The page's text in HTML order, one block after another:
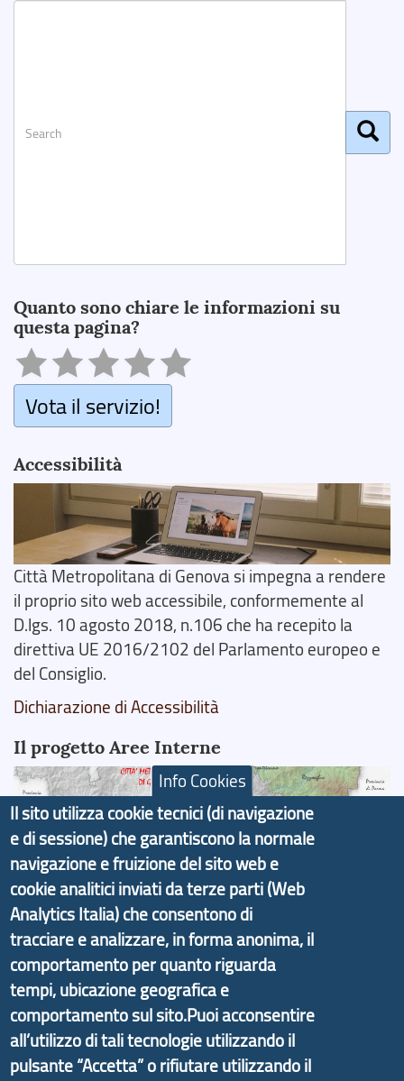
Quanto sono chiare le informazioni su
questa pagina?
Vota il servizio!
Accessibilità
Città Metropolitana di Genova si impegna a rendere
il proprio sito web accessibile, conformemente al
D.lgs. 10 agosto 2018, n.106 che ha recepito la
direttiva UE 2016/2102 del Parlamento europeo e
del Consiglio.
Dichiarazione di Accessibilità
Il progetto Aree Interne
Il portale di marketing territoriale e sviluppo locale
di Genova Città Metropolitana si è sviluppato a
partire dal progetto nazionale Aree Interne
promosso dal Dipartimento per lo Sviluppo
Economico e finalizzato al rilancio socio-economico
delle valli dell’entroterra. In particolare fornisce
informazioni ed aggiornamenti sulla
Strategia
d'Area Antola-Tigullio, in collaborazione con Regione
Liguria ed ANCI Liguria.
Info Cookies
Il sito utilizza cookie tecnici (di navigazione
e di sessione) che garantiscono la normale
navigazione e fruizione del sito web e
cookie analitici inviati da terze parti (Web
Analytics Italia) che consentono di
tracciare e analizzare, in forma anonima, il
comportamento per quanto riguarda
tempi, ubicazione geografica e
comportamento sul sito.Puoi acconsentire
all’utilizzo di tali tecnologie utilizzando il
pulsante “Accetta” o rifiutare utilizzando il